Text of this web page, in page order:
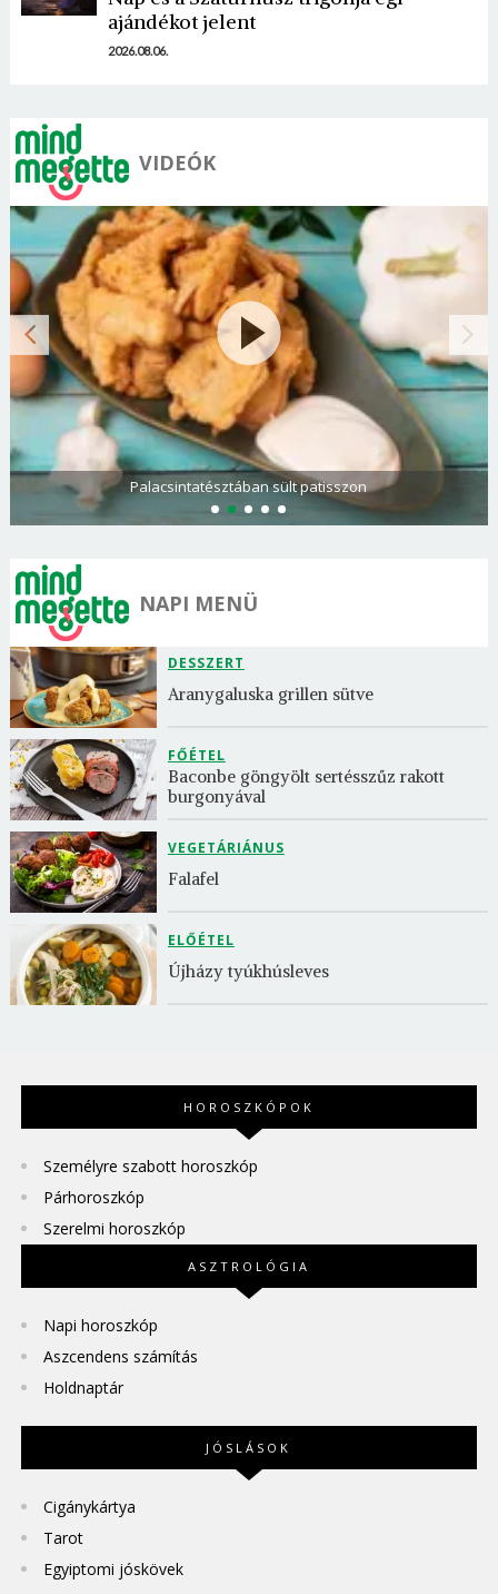
ajándékot jelent
2026.08.06.
VIDEÓK
Paradicsomos rakott krumpli darált hússal
NAPI MENÜ
DESSZERT
Aranygaluska grillen sütve
FŐÉTEL
Baconbe göngyölt sertésszűz rakott
burgonyával
VEGETÁRIÁNUS
Falafel
ELŐÉTEL
Újházy tyúkhúsleves
HOROSZKÓPOK
Személyre szabott horoszkóp
Párhoroszkóp
Szerelmi horoszkóp
ASZTROLÓGIA
Napi horoszkóp
Aszcendens számítás
Holdnaptár
JÓSLÁSOK
Cigánykártya
Tarot
Egyiptomi jóskövek